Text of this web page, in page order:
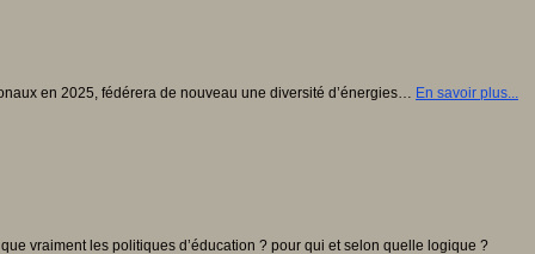
en 2025, fédérera de nouveau une diversité d’énergies… En savoir plus...
vraiment les politiques d’éducation ? pour qui et selon quelle logique ?